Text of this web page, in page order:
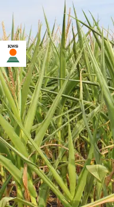
Vous êtes sur le site de
alternative pour votre
Voulez-vous changer
CHANGEZ
MAINTENANT